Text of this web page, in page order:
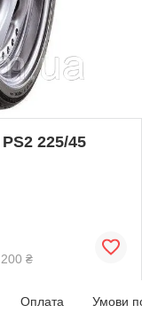
225/45
₴
Оплата Умови